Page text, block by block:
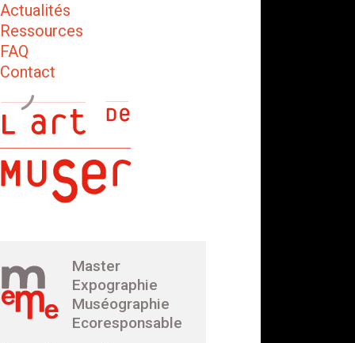
Actualités
Ressources
FAQ
Contact
Master
Expographie
Muséographie
Ecoresponsable